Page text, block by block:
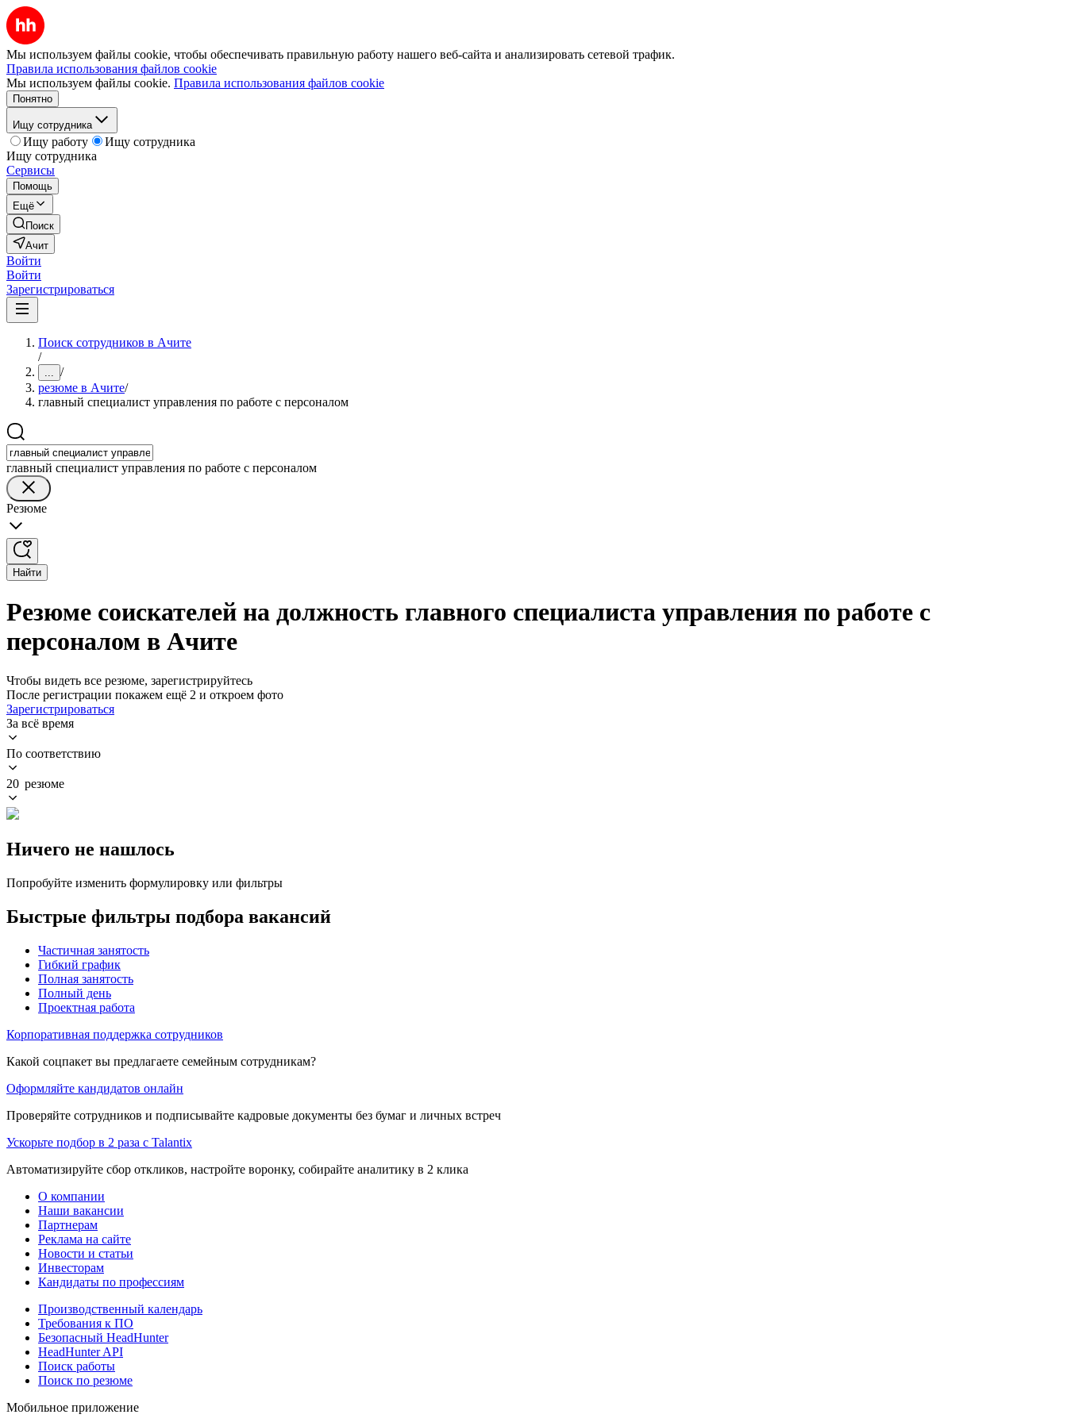
Мы используем файлы cookie, чтобы обеспечивать правильную работу нашего веб-сайта и анализировать сетевой трафик.
Правила использования файлов cookie
Мы используем файлы cookie. Правила использования файлов cookie
Понятно
Ищу сотрудника
Ищу работу
Ищу сотрудника
Ищу сотрудника
Сервисы
Помощь
Ещё
Поиск
Ачит
Войти
Войти
Зарегистрироваться
Поиск сотрудников в Ачите
/
... /
резюме в Ачите/
главный специалист управления по работе с персоналом
главный специалист управления по работе с персоналом
Резюме
Найти
Резюме соискателей на должность главного специалиста управления по работе с
персоналом в Ачите
Чтобы видеть все резюме, зарегистрируйтесь
После регистрации покажем ещё 2 и откроем фото
Зарегистрироваться
За всё время
По соответствию
20 резюме
Ничего не нашлось
Попробуйте изменить формулировку или фильтры
Быстрые фильтры подбора вакансий
Частичная занятость
Гибкий график
Полная занятость
Полный день
Проектная работа
Корпоративная поддержка сотрудников
Какой соцпакет вы предлагаете семейным сотрудникам?
Оформляйте кандидатов онлайн
Проверяйте сотрудников и подписывайте кадровые документы без бумаг и личных встреч
Ускорьте подбор в 2 раза с Talantix
Автоматизируйте сбор откликов, настройте воронку, собирайте аналитику в 2 клика
О компании
Наши вакансии
Партнерам
Реклама на сайте
Новости и статьи
Инвесторам
Кандидаты по профессиям
Производственный календарь
Требования к ПО
Безопасный HeadHunter
HeadHunter API
Поиск работы
Поиск по резюме
Мобильное приложение